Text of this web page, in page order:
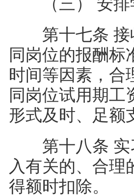
第十七条 接
同岗位的报酬标
时间等因素，合
同岗位试用期工
形式及时、足
第十八条 实
入有关的、合
得额时扣除。